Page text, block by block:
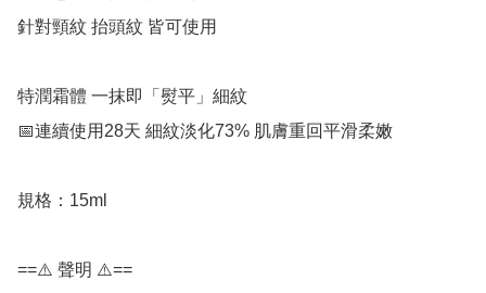
針對頸紋 抬頭紋 皆可使用
特潤霜體 一抹即「熨平」細紋
📅連續使用28天 細紋淡化73% 肌膚重回平滑柔嫩
規格：15ml
==⚠️ 聲明 ⚠️==